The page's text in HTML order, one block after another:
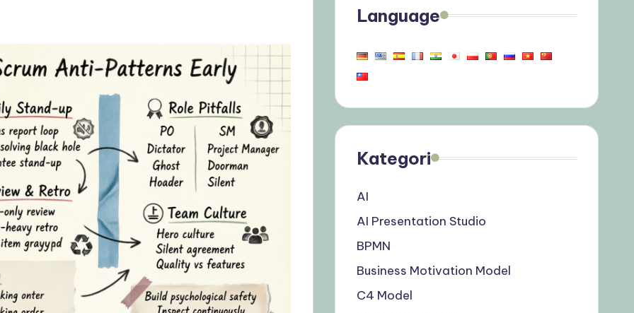
Language
Kategori
AI
AI Presentation Studio
BPMN
Business Motivation Model
C4 Model